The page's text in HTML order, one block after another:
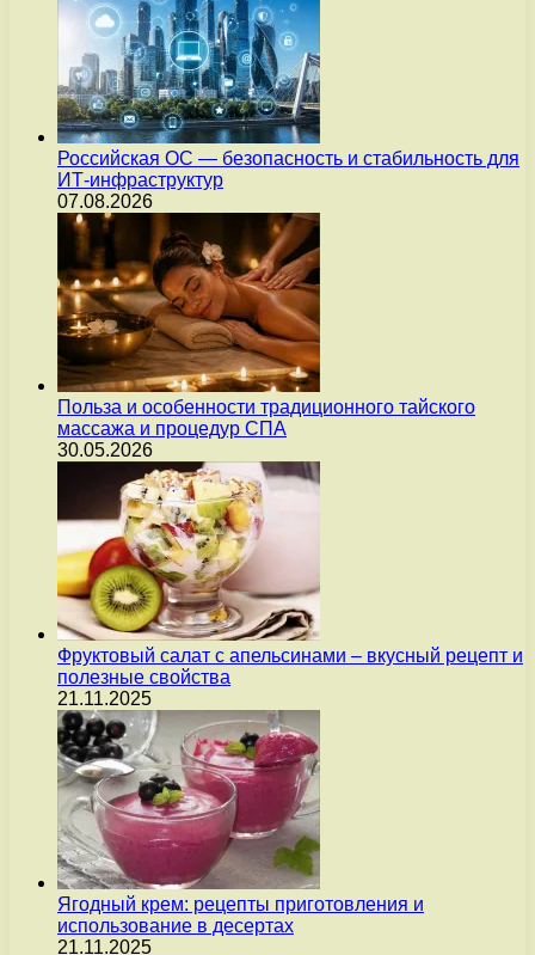
Российская ОС — безопасность и стабильность для
ИТ-инфраструктур
07.08.2026
Польза и особенности традиционного тайского
массажа и процедур СПА
30.05.2026
Фруктовый салат с апельсинами – вкусный рецепт и
полезные свойства
21.11.2025
Ягодный крем: рецепты приготовления и
использование в десертах
21.11.2025